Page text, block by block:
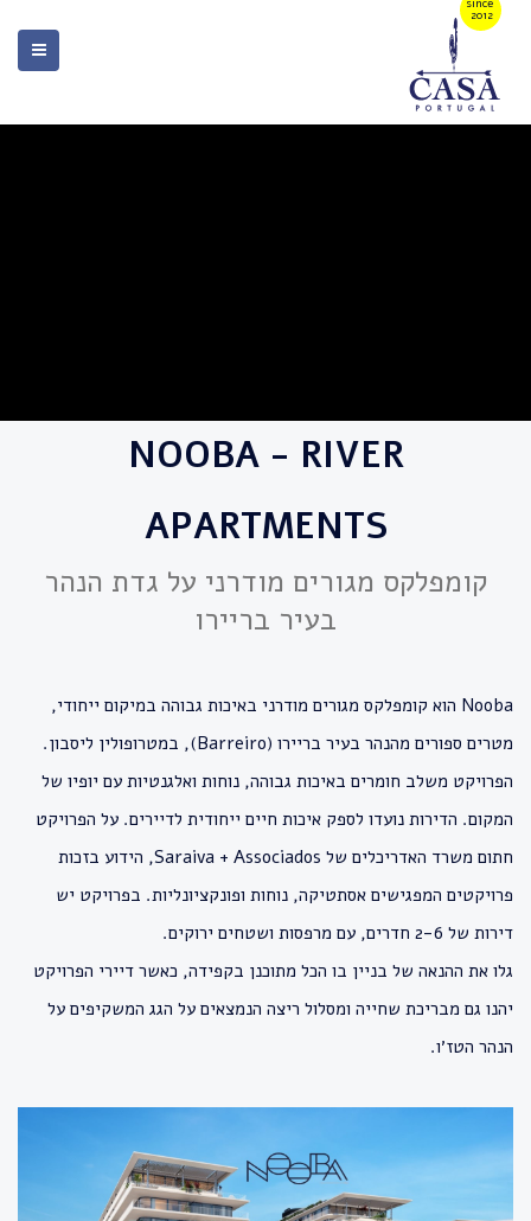
NOOBA - RIVER
APARTMENTS
קומפלקס מגורים מודרני על גדת הנהר
בעיר בריירו
Nooba הוא קומפלקס מגורים מודרני באיכות גבוהה במיקום ייחודי,
מטרים ספורים מהנהר בעיר בריירו (Barreiro), במטרופולין ליסבון.
הפרויקט משלב חומרים באיכות גבוהה, נוחות ואלגנטיות עם יופיו של
המקום. הדירות נועדו לספק איכות חיים ייחודית לדיירים. על הפרויקט
חתום משרד האדריכלים של Saraiva + Associados, הידוע בזכות
פרויקטים המפגישים אסתטיקה, נוחות ופונקציונליות. בפרויקט יש
דירות של 2-6 חדרים, עם מרפסות ושטחים ירוקים.
גלו את ההנאה של בניין בו הכל מתוכנן בקפידה, כאשר דיירי הפרויקט
יהנו גם מבריכת שחייה ומסלול ריצה הנמצאים על הגג המשקיפים על
הנהר הטז׳ו.